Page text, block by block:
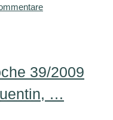
39/2009
…